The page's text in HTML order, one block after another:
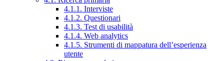
4.1.1. Interviste
4.1.2. Questionari
4.1.3. Test di usabilità
4.1.4. Web analytics
4.1.5. Strumenti di mappatura dell’esperienza
utente